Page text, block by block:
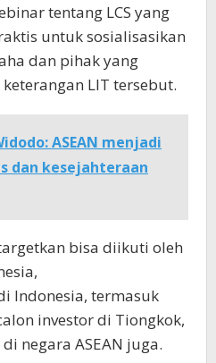
tentang LCS yang
untuk sosialisasikan
dan pihak yang
LIT tersebut.
ASEAN menjadi
dan kesejahteraan
bisa diikuti oleh
Indonesia, termasuk
investor di Tiongkok,
negara ASEAN juga.